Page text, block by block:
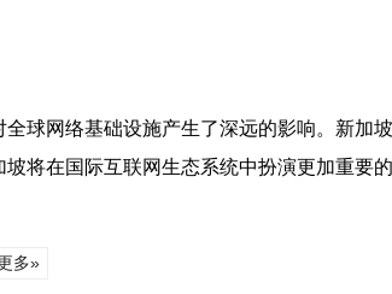
球网络基础设施产生了深远的影响。新
将在国际互联网生态系统中扮演更加重要的
多»